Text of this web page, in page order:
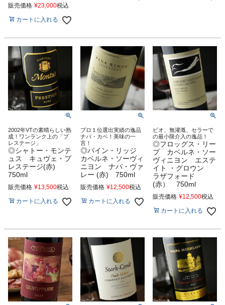
販売価格 ¥23,000税込
カートに入れる
2002年VTの素晴らしい熟
成！ワンランク上の「プ
レステージ」
◎シャトー・モンテ
ュス キュヴェ・プ
レステージ(赤)
750ml
販売価格 ¥13,500税込
カートに入れる
プロ１位選出実績の逸品
ナパ・カベ！美味の一
言！
◎パイン・リッジ
カベルネ・ソーヴィ
ニヨン ナパ・ヴァ
レー (赤) 750ml
販売価格 ¥12,500税込
カートに入れる
ビオ、無灌漑、セラーで
の最小限介入の逸品！
◎フロッグス・リー
プ カベルネ・ソー
ヴィニヨン エステ
イト ・グロウン
ラザフォード
(赤） 750ml
販売価格 ¥12,500税込
カートに入れる